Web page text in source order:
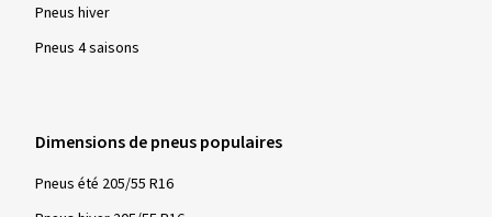
Pneus hiver
Pneus 4 saisons
Dimensions de pneus populaires
Pneus été 205/55 R16